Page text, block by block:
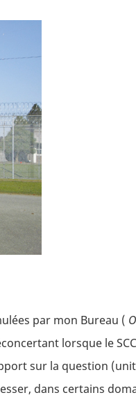
par mon Bureau (
lorsque le
sur la question
dans certains